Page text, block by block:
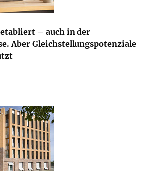
– auch in der
Aber Gleichstellungspotenziale